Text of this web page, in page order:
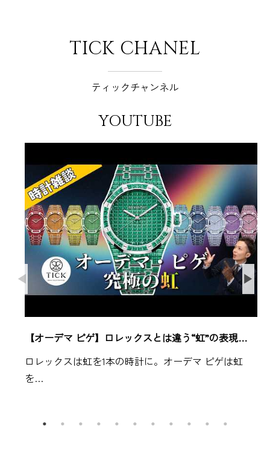
TICK CHANEL
ティックチャンネル
YOUTUBE
【オーデマ ピゲ】ロレックスとは違う“虹”の表現…
ロレックスは虹を1本の時計に。オーデマ ピゲは虹
を…